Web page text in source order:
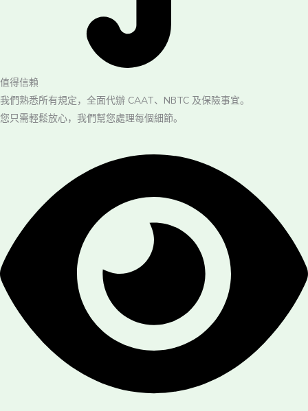
值得信賴
我們熟悉所有規定，全面代辦 CAAT、NBTC 及保險事宜。
您只需輕鬆放心，我們幫您處理每個細節。